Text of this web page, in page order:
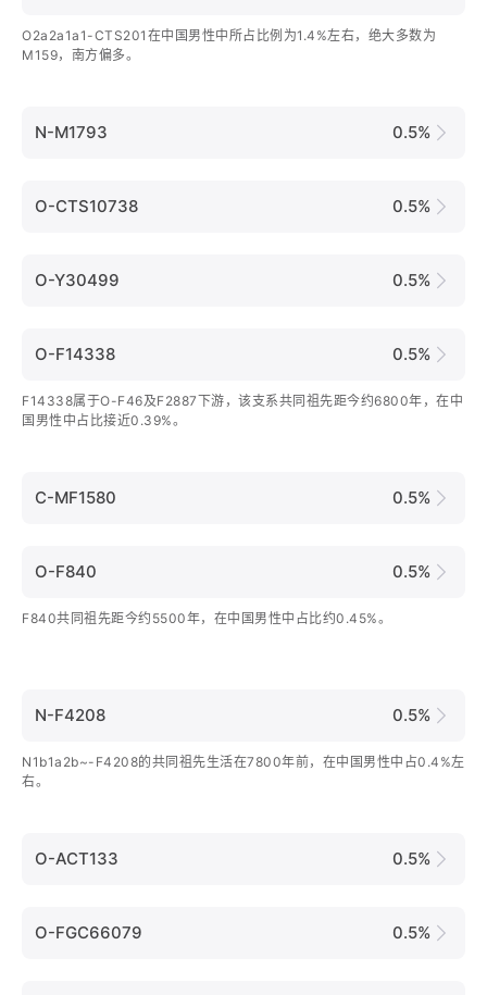
O2a2a1a1-CTS201在中国男性中所占比例为1.4%左右，绝大多数为
M159，南方偏多。
N-M1793 0.5%
O-CTS10738 0.5%
O-Y30499 0.5%
O-F14338 0.5%
F14338属于O-F46及F2887下游，该支系共同祖先距今约6800年，在中
国男性中占比接近0.39%。
C-MF1580 0.5%
O-F840 0.5%
F840共同祖先距今约5500年，在中国男性中占比约0.45%。
N-F4208 0.5%
N1b1a2b~-F4208的共同祖先生活在7800年前，在中国男性中占0.4%左
右。
O-ACT133 0.5%
O-FGC66079 0.5%